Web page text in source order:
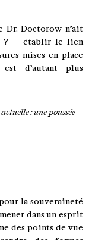
Dr. Doctorow n’ait
? — établir le lien
mises en place
d’autant plus
: une poussée
la souveraineté
dans un esprit
des points de vue